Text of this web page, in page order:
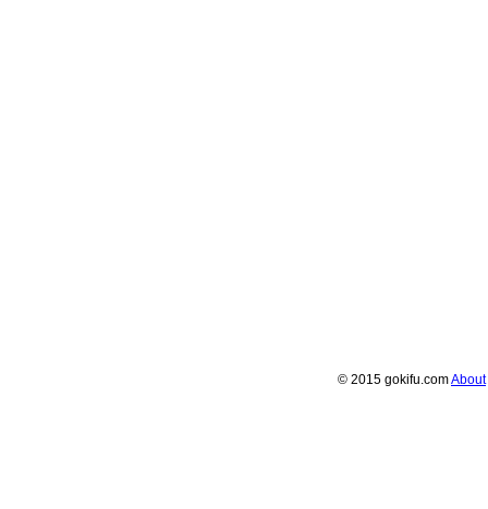
© 2015 gokifu.comAbout